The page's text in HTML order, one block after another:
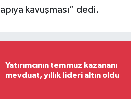
kavuşması” dedi.
Yatırımcının temmuz kazananı
mevduat, yıllık lideri altın oldu